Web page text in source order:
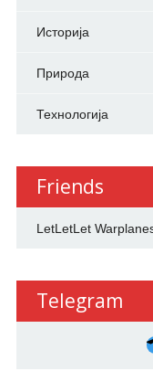
Историја
Природа
Технологија
Friends
LetLetLet
Telegram